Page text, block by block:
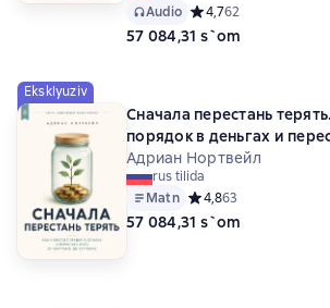
Audio Средний рейтинг 4,7
4,762
57 084,31 s`om
Eksklyuziv
Сначала перестань
порядок в деньгах и
зарплаты до зарплаты
Адриан Нортвейл
rus tilida
Matn Средний рейтинг 4,8
4,863
57 084,31 s`om